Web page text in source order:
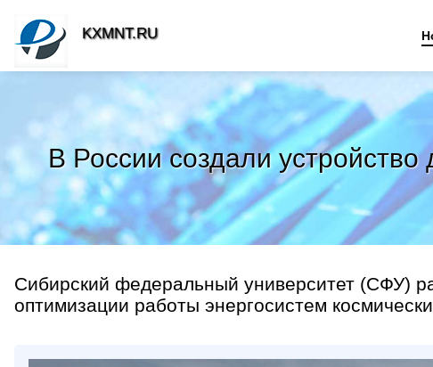
В России создали
Сибирский федеральный университет (СФУ)
оптимизации работы энергосистем
KXMNT.RU